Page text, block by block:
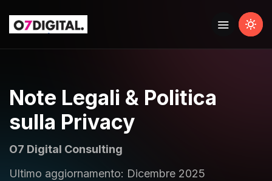
Note Legali & Politica
sulla Privacy
O7 Digital Consulting
Ultimo aggiornamento: Dicembre 2025